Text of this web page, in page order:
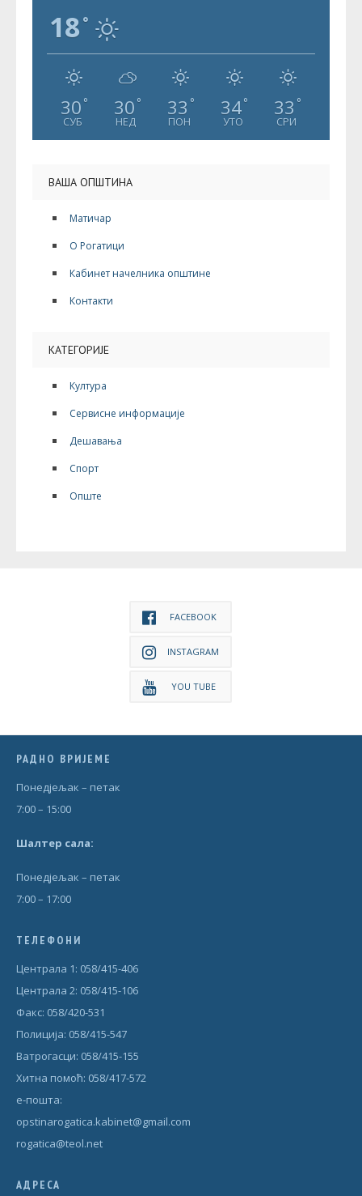
18 °
30 °
СУБ
30 °
НЕД
33 °
ПОН
34°
УТО
33 °
СРИ
ВАША ОПШТИНА
Матичар
О Рогатици
Кабинет начелника општине
Контакти
КАТЕГОРИЈЕ
Култура
Сервисне информације
Дешавања
Спорт
Опште
FACEBOOK
INSTAGRAM
YOU TUBE
РАДНО ВРИЈЕМЕ
Понедjељак – петак
7:00 – 15:00
Шалтер сала:
Понедjељак – петак
7:00 – 17:00
ТЕЛЕФОНИ
Централа 1: 058/415-406
Централа 2: 058/415-106
Факс: 058/420-531
Полиција: 058/415-547
Ватрогасци: 058/415-155
Хитна помоћ: 058/417-572
е-пошта:
opstinarogatica.kabinet@gmail.com
rogatica@teol.net
АДРЕСА